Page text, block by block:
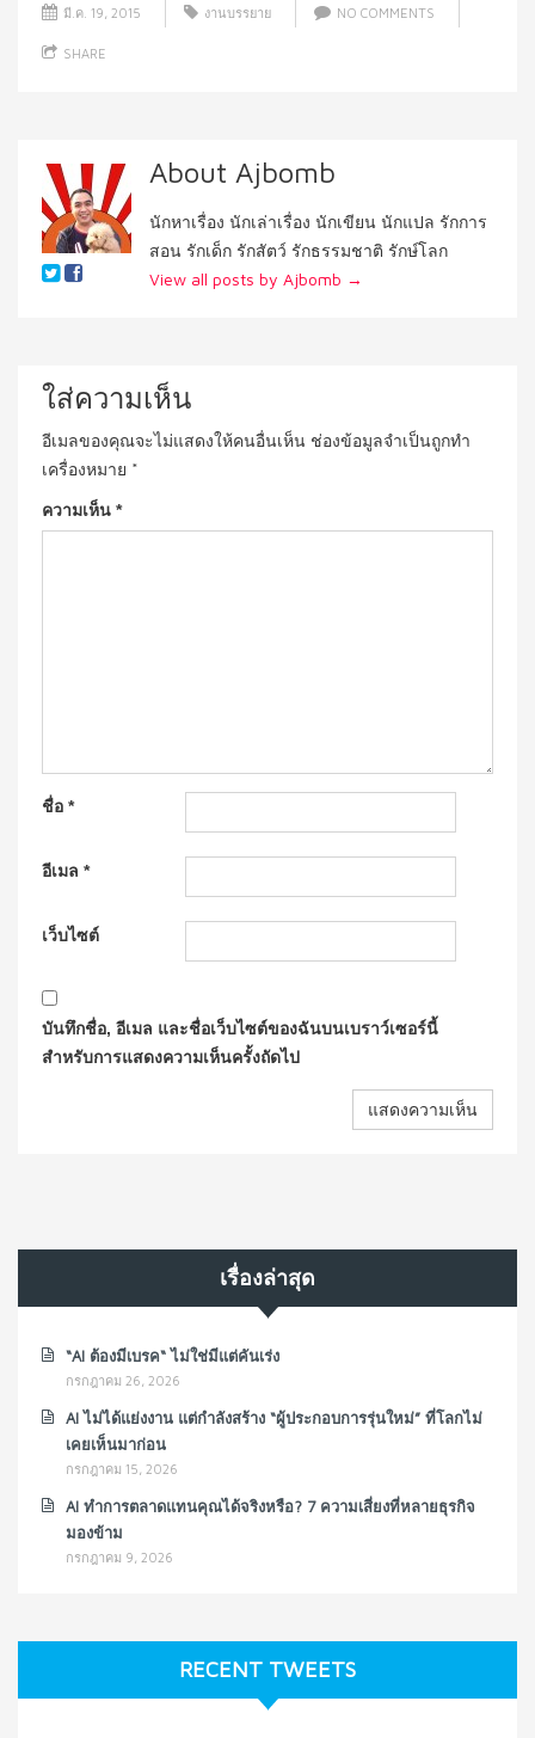
มี.ค. 19, 2015 งานบรรยาย NO COMMENTS
SHARE
About Ajbomb
นักหาเรื่อง นักเล่าเรื่อง นักเขียน นักแปล รักการ
สอน รักเด็ก รักสัตว์ รักธรรมชาติ รักษ์โลก
View all posts by Ajbomb →
ใส่ความเห็น
อีเมลของคุณจะไม่แสดงให้คนอื่นเห็น ช่องข้อมูลจำเป็นถูกทำ
เครื่องหมาย *
ความเห็น *
ชื่อ *
อีเมล *
เว็บไซต์
บันทึกชื่อ, อีเมล และชื่อเว็บไซต์ของฉันบนเบราว์เซอร์นี้
สำหรับการแสดงความเห็นครั้งถัดไป
เรื่องล่าสุด
“AI ต้องมีเบรค“ ไม่ใช่มีแต่คันเร่ง
กรกฎาคม 26, 2026
AI ไม่ได้แย่งงาน แต่กำลังสร้าง “ผู้ประกอบการรุ่นใหม่” ที่โลกไม่
เคยเห็นมาก่อน
กรกฎาคม 15, 2026
AI ทำการตลาดแทนคุณได้จริงหรือ? 7 ความเสี่ยงที่หลายธุรกิจ
มองข้าม
กรกฎาคม 9, 2026
RECENT TWEETS